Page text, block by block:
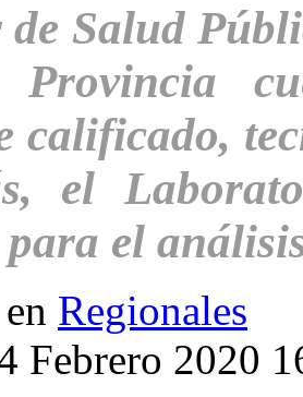
Salud
calificado,
el
el
Regionales
Febrero 2020